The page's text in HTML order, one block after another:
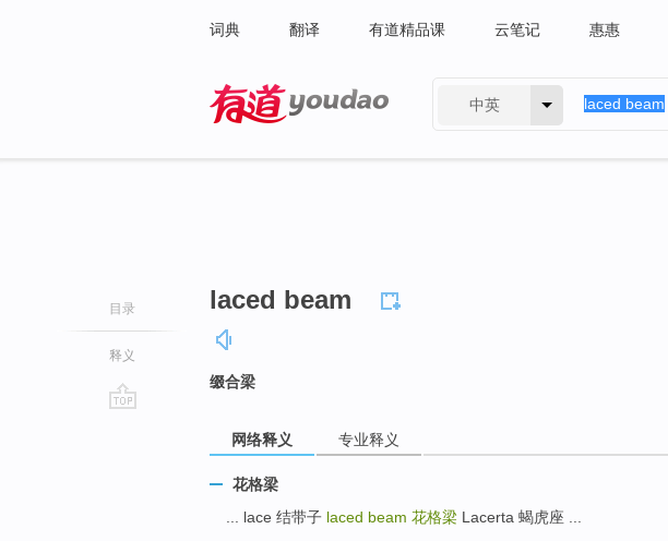
词典 翻译 有道精品课 云笔记 惠惠
中英
目录
释义
laced beam
缀合梁
网络释义 专业释义
花格梁
... lace 结带子 laced beam 花格梁 Lacerta 蝎虎座 ...